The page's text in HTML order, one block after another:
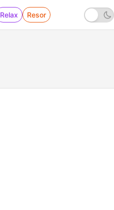
Relax Resor